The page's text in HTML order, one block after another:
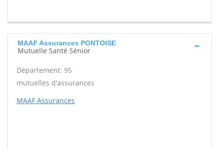
MAAF Assurances PONTOISE
Mutuelle Santé Sénior
Département: 95
mutuelles d'assurances
MAAF Assurances